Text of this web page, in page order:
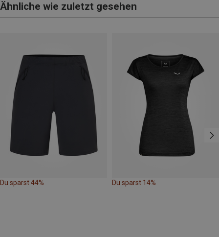
Ähnliche wie zuletzt gesehen
Du sparst 44% Du sparst 14%